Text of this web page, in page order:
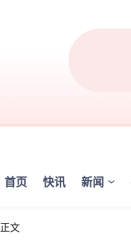
首页 快讯 新闻
正文